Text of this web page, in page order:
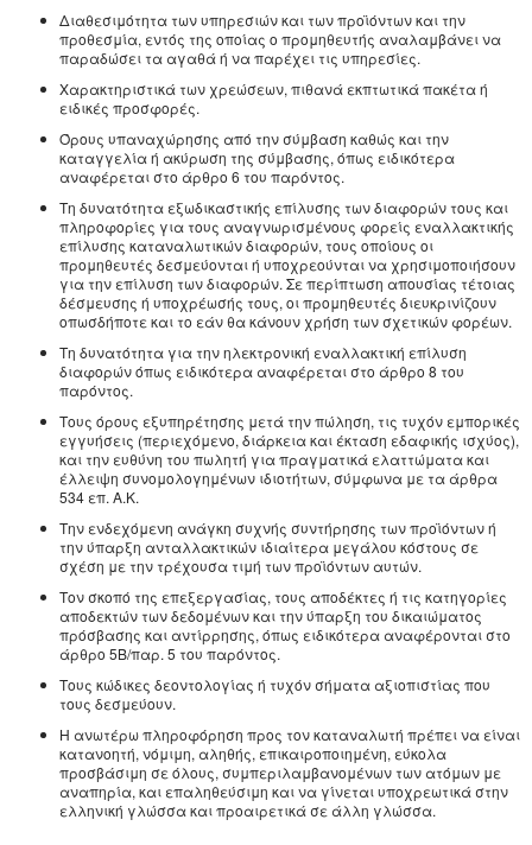
Διαθεσιμότητα των υπηρεσιών και των προϊόντων και την
προθεσμία, εντός της οποίας ο προμηθευτής αναλαμβάνει να
παραδώσει τα αγαθά ή να παρέχει τις υπηρεσίες.
Χαρακτηριστικά των χρεώσεων, πιθανά εκπτωτικά πακέτα ή
ειδικές προσφορές.
Όρους υπαναχώρησης από την σύμβαση καθώς και την
καταγγελία ή ακύρωση της σύμβασης, όπως ειδικότερα
αναφέρεται στο άρθρο 6 του παρόντος.
Τη δυνατότητα εξωδικαστικής επίλυσης των διαφορών τους και
πληροφορίες για τους αναγνωρισμένους φορείς εναλλακτικής
επίλυσης καταναλωτικών διαφορών, τους οποίους οι
προμηθευτές δεσμεύονται ή υποχρεούνται να χρησιμοποιήσουν
για την επίλυση των διαφορών. Σε περίπτωση απουσίας τέτοιας
δέσμευσης ή υποχρέωσής τους, οι προμηθευτές διευκρινίζουν
οπωσδήποτε και το εάν θα κάνουν χρήση των σχετικών φορέων.
Τη δυνατότητα για την ηλεκτρονική εναλλακτική επίλυση
διαφορών όπως ειδικότερα αναφέρεται στο άρθρο 8 του
παρόντος.
Τους όρους εξυπηρέτησης μετά την πώληση, τις τυχόν εμπορικές
εγγυήσεις (περιεχόμενο, διάρκεια και έκταση εδαφικής ισχύος),
και την ευθύνη του πωλητή για πραγματικά ελαττώματα και
έλλειψη συνομολογημένων ιδιοτήτων, σύμφωνα με τα άρθρα
534 επ. Α.Κ.
Την ενδεχόμενη ανάγκη συχνής συντήρησης των προϊόντων ή
την ύπαρξη ανταλλακτικών ιδιαίτερα μεγάλου κόστους σε
σχέση με την τρέχουσα τιμή των προϊόντων αυτών.
Τον σκοπό της επεξεργασίας, τους αποδέκτες ή τις κατηγορίες
αποδεκτών των δεδομένων και την ύπαρξη του δικαιώματος
πρόσβασης και αντίρρησης, όπως ειδικότερα αναφέρονται στο
άρθρο 5Β/παρ. 5 του παρόντος.
Τους κώδικες δεοντολογίας ή τυχόν σήματα αξιοπιστίας που
τους δεσμεύουν.
Η ανωτέρω πληροφόρηση προς τον καταναλωτή πρέπει να είναι
κατανοητή, νόμιμη, αληθής, επικαιροποιημένη, εύκολα
προσβάσιμη σε όλους, συμπεριλαμβανομένων των ατόμων με
αναπηρία, και επαληθεύσιμη και να γίνεται υποχρεωτικά στην
ελληνική γλώσσα και προαιρετικά σε άλλη γλώσσα.